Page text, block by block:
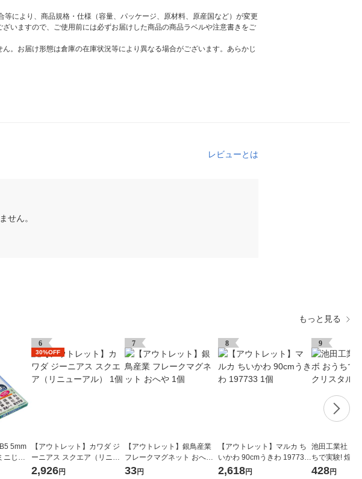
により、商品規格・仕様（容量、パッケージ、原材料、原産国など）が変更
いますので、ご使用前には必ずお届けした商品の商品ラベルや注意書きをご
。お届け形態は倉庫の在庫状況等により異なる場合がございます。あらかじ
レビューとは
せん。
もっと見る
5mm
ニじゆ
習帳 LM
6
30%OFF
【アウトレット】カワダ ジ
ーニアス スクエア（リニュ
ーアル） 1個
2,926円
7
【アウトレット】銀鳥産業
フレークマグネット おへや
1個
33円
8
【アウトレット】マルカ ち
いかわ 90cmうきわ 197733
1個
2,618円
9
池田工業社 こ
ちで実験! 煌め
780 1個
428円